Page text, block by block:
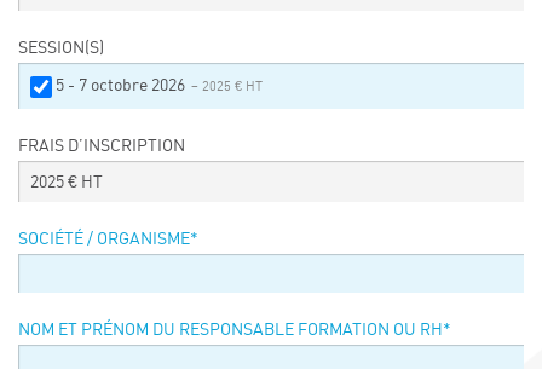
LOCATION DE SALLES DE FORMATION
Nos clients
Événements
sustainability – September 15 and 16, 2026
Contacts
SESSION(S)
5 - 7 octobre 2026 – 2025 € HT
FRAIS D’INSCRIPTION
2025 € HT
SOCIÉTÉ / ORGANISME*
NOM ET PRÉNOM DU RESPONSABLE FORMATION OU RH *